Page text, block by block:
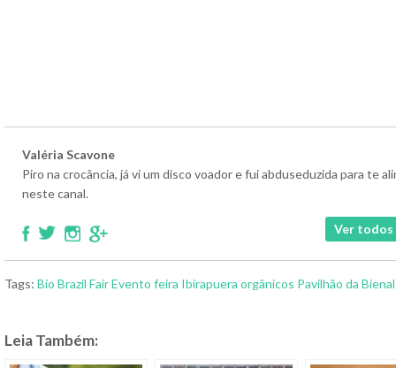
Valéria Scavone
Piro na crocância, já vi um disco voador e fui abduseduzida para te
neste canal.
Ver todos
Tags: Bio Brazil FairEvento feira Ibirapuera orgânicos Pavilhão da Bienal
Leia Também: